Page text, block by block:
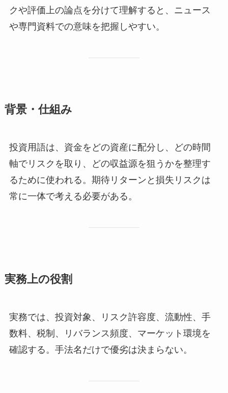
クや評価上の論点を分けて理解すると、ニュース
や専門資料での意味を把握しやすい。
背景・仕組み
投資用語は、資金をどの資産に配分し、どの時間
軸でリスクを取り、どの収益源を狙うかを整理す
るために使われる。期待リターンと損失リスクは
常に一体で考える必要がある。
実務上の役割
実務では、投資対象、リスク許容度、流動性、手
数料、税制、リバランス頻度、マーケット環境を
確認する。手法名だけで優劣は決まらない。